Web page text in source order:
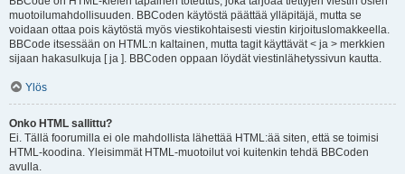
muotoilumahdollisuuden. BBCoden käytöstä päättää ylläpitäjä, mutta se
voidaan ottaa pois käytöstä myös viestikohtaisesti viestin kirjoituslomakkeella.
BBCode itsessään on HTML:n kaltainen, mutta tagit käyttävät < ja > merkkien
sijaan hakasulkuja [ ja ]. BBCoden oppaan löydät viestinlähetyssivun kautta.
Ylös
Onko HTML sallittu?
Ei. Tällä foorumilla ei ole mahdollista lähettää HTML:ää siten, että se toimisi
HTML-koodina. Yleisimmät HTML-muotoilut voi kuitenkin tehdä BBCoden
avulla.